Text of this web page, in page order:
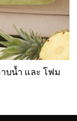
าบน้ำ และ โฟม